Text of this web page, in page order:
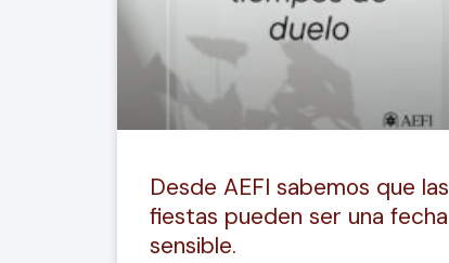
Desde AEFI sabemos que las
fiestas pueden ser una fecha
sensible.